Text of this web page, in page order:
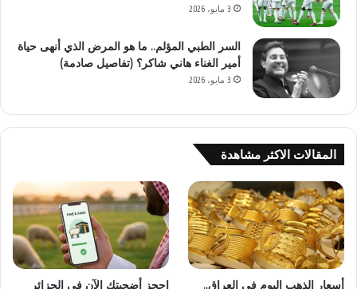
3 مايو، 2026
السر الطبي المؤلم.. ما هو المرض الذي أنهى حياة
أمير الغناء هاني شاكر؟ (تفاصيل صادمة)
3 مايو، 2026
المقالات الاكثر مشاهدة
أسعار الذهب اليوم في العراق..
احجز أضحيتك الآن في الجزائر